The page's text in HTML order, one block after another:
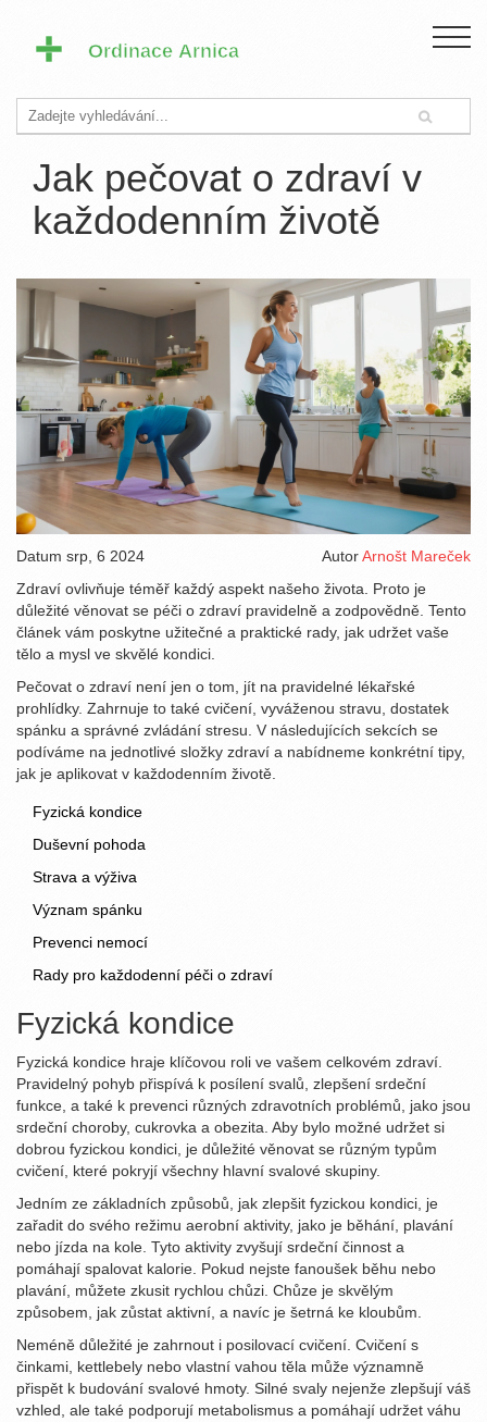
Jak pečovat o zdraví v
každodenním životě
Datum srp, 6 2024 AutorArnošt Mareček
Zdraví ovlivňuje téměř každý aspekt našeho života. Proto je
důležité věnovat se péči o zdraví pravidelně a zodpovědně. Tento
článek vám poskytne užitečné a praktické rady, jak udržet vaše
tělo a mysl ve skvělé kondici.
Pečovat o zdraví není jen o tom, jít na pravidelné lékařské
prohlídky. Zahrnuje to také cvičení, vyváženou stravu, dostatek
spánku a správné zvládání stresu. V následujících sekcích se
podíváme na jednotlivé složky zdraví a nabídneme konkrétní tipy,
jak je aplikovat v každodenním životě.
Fyzická kondice
Duševní pohoda
Strava a výživa
Význam spánku
Prevenci nemocí
Rady pro každodenní péči o zdraví
Fyzická kondice
Fyzická kondice hraje klíčovou roli ve vašem celkovém zdraví.
Pravidelný pohyb přispívá k posílení svalů, zlepšení srdeční
funkce, a také k prevenci různých zdravotních problémů, jako jsou
srdeční choroby, cukrovka a obezita. Aby bylo možné udržet si
dobrou fyzickou kondici, je důležité věnovat se různým typům
cvičení, které pokryjí všechny hlavní svalové skupiny.
Jedním ze základních způsobů, jak zlepšit fyzickou kondici, je
zařadit do svého režimu aerobní aktivity, jako je běhání, plavání
nebo jízda na kole. Tyto aktivity zvyšují srdeční činnost a
pomáhají spalovat kalorie. Pokud nejste fanoušek běhu nebo
plavání, můžete zkusit rychlou chůzi. Chůze je skvělým
způsobem, jak zůstat aktivní, a navíc je šetrná ke kloubům.
Neméně důležité je zahrnout i posilovací cvičení. Cvičení s
činkami, kettlebely nebo vlastní vahou těla může významně
přispět k budování svalové hmoty. Silné svaly nejenže zlepšují váš
vzhled, ale také podporují metabolismus a pomáhají udržet váhu